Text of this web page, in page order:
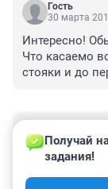
Гость
30 марта
Интересно!
Что касаемо
стояки и до
короб,
30 марта
Не согласна
Получай
задания!